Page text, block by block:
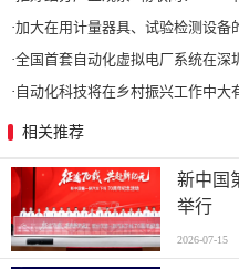
·加大在用计量器具、试验检测设备的自动化、数字化改造力度|
·全国首套自动化虚拟电厂系统在深圳试
· 自动化科技将在乡村振兴工作中大有作为|《关
相关推荐
新中国
举行
2026-07-15